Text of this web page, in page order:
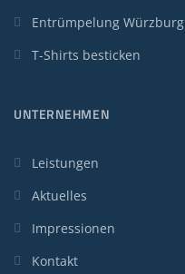
Entrümpelung Würzburg
T-Shirts besticken
UNTERNEHMEN
Leistungen
Aktuelles
Impressionen
Kontakt